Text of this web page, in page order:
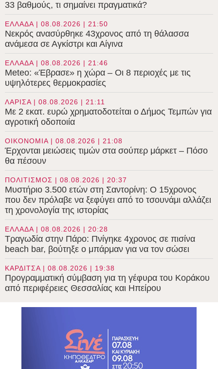
33 βαθμούς, τι σημαίνει πραγματικά?
ΕΛΛΑΔΑ | 08.08.2026 | 21:50
Νεκρός ανασύρθηκε 43χρονος από τη θάλασσα
ανάμεσα σε Αγκίστρι και Αίγινα
ΕΛΛΑΔΑ | 08.08.2026 | 21:46
Meteo: «Έβρασε» η χώρα – Οι 8 περιοχές με τις
υψηλότερες θερμοκρασίες
ΛΑΡΙΣΑ | 08.08.2026 | 21:11
Με 2 εκατ. ευρώ χρηματοδοτείται ο Δήμος Τεμπών για
αγροτική οδοποιία
ΟΙΚΟΝΟΜΙΑ | 08.08.2026 | 21:08
Έρχονται μειώσεις τιμών στα σούπερ μάρκετ – Πόσο
θα πέσουν
ΠΟΛΙΤΙΣΜΟΣ | 08.08.2026 | 20:37
Μυστήριο 3.500 ετών στη Σαντορίνη: Ο 15χρονος
που δεν πρόλαβε να ξεφύγει από το τσουνάμι αλλάζει
τη χρονολογία της ιστορίας
ΕΛΛΑΔΑ | 08.08.2026 | 20:28
Τραγωδία στην Πάρο: Πνίγηκε 4χρονος σε πισίνα
beach bar, βούτηξε ο μπάρμαν για να τον σώσει
ΚΑΡΔΙΤΣΑ | 08.08.2026 | 19:38
Προγραμματική σύμβαση για τη γέφυρα του Κοράκου
από περιφέρειες Θεσσαλίας και Ηπείρου